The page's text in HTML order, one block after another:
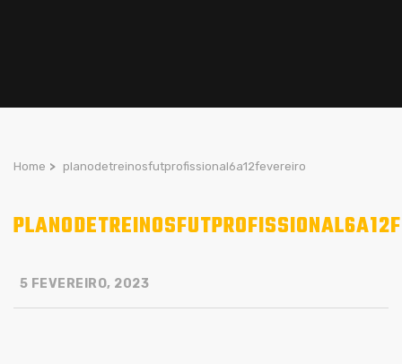
Home > planodetreinosfutprofissional6a12fevereiro
5 FEVEREIRO, 2023